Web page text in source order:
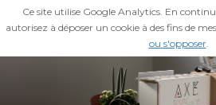
Ce site utilise Google Analytics. En
autorisez à déposer un cookie à des fins de
ou s'opposer.
ESPACE